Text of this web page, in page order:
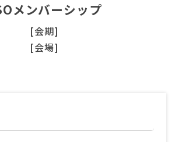
メンバーシップ
[会期]
[会場]